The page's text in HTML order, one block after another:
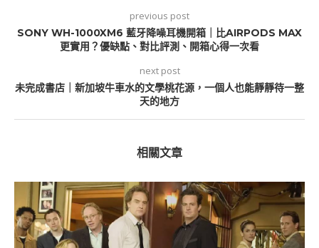
previous post
SONY WH-1000XM6 藍牙降噪耳機開箱｜比AIRPODS MAX
更實用？優缺點、對比評測、開箱心得一次看
next post
未完成書店｜新加坡牛車水的文學桃花源，一個人也能靜靜待一整
天的地方
相關文章